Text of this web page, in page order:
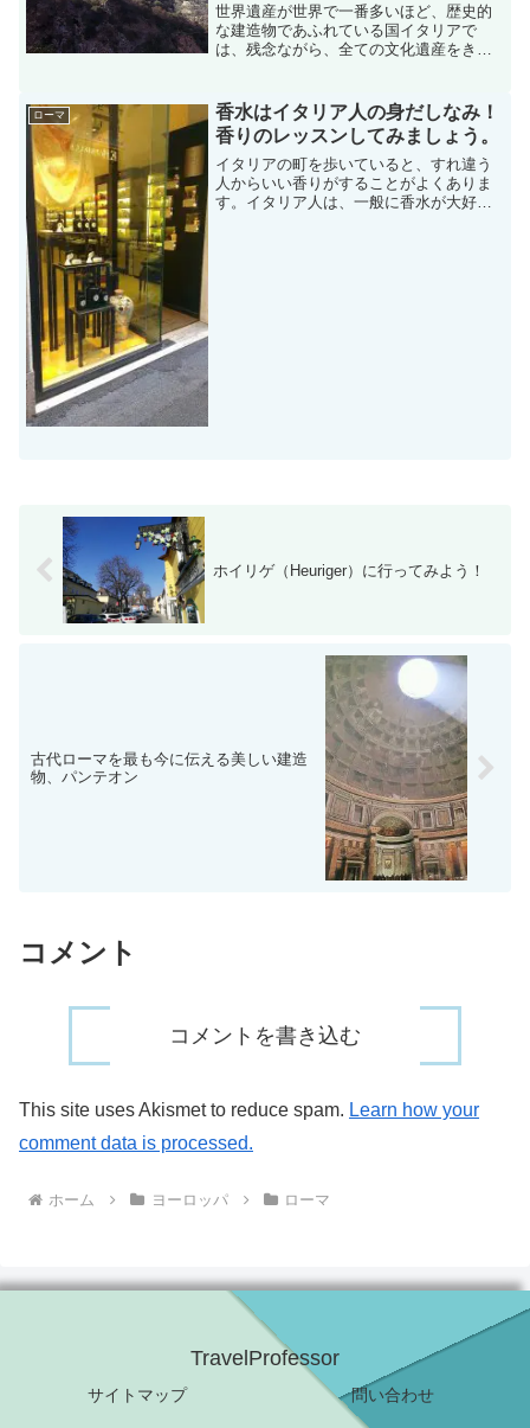
世界遺産が世界で一番多いほど、歴史的
な建造物であふれている国イタリアで
は、残念ながら、全ての文化遺産をきち
るために、イギリスのナショナルトラス
トを手本として1975年に結...
ローマ
香水はイタリア人の身だしなみ！
香りのレッスンしてみましょう。
イタリアの町を歩いていると、すれ違う
人からいい香りがすることがよくありま
す。イタリア人は、一般に香水が大好き
ホイリゲ（Heuriger）に行ってみよう！
古代ローマを最も今に伝える美しい建造
物、パンテオン
コメント
コメントを書き込む
This site uses Akismet to reduce spam. Learn how your
comment data is processed.
ホーム ヨーロッパ ローマ
TravelProfessor
サイトマップ 問い合わせ